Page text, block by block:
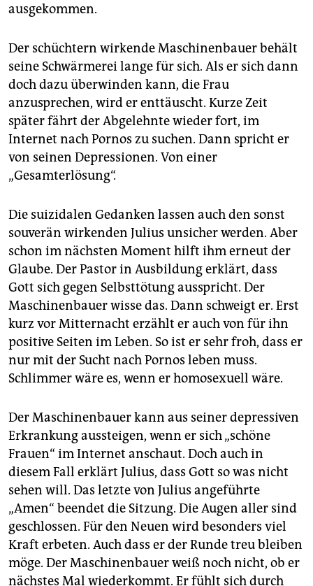
ausgekommen.
Der schüchtern wirkende Maschinenbauer behält
seine Schwärmerei lange für sich. Als er sich dann
doch dazu überwinden kann, die Frau
anzusprechen, wird er enttäuscht. Kurze Zeit
später fährt der Abgelehnte wieder fort, im
Internet nach Pornos zu suchen. Dann spricht er
von seinen Depressionen. Von einer
„Gesamterlösung“.
Die suizidalen Gedanken lassen auch den sonst
souverän wirkenden Julius unsicher werden. Aber
schon im nächsten Moment hilft ihm erneut der
Glaube. Der Pastor in Ausbildung erklärt, dass
Gott sich gegen Selbsttötung ausspricht. Der
Maschinenbauer wisse das. Dann schweigt er. Erst
kurz vor Mitternacht erzählt er auch von für ihn
positive Seiten im Leben. So ist er sehr froh, dass er
nur mit der Sucht nach Pornos leben muss.
Schlimmer wäre es, wenn er homosexuell wäre.
Der Maschinenbauer kann aus seiner depressiven
Erkrankung aussteigen, wenn er sich „schöne
Frauen“ im Internet anschaut. Doch auch in
diesem Fall erklärt Julius, dass Gott so was nicht
sehen will. Das letzte von Julius angeführte
„Amen“ beendet die Sitzung. Die Augen aller sind
geschlossen. Für den Neuen wird besonders viel
Kraft erbeten. Auch dass er der Runde treu bleiben
möge. Der Maschinenbauer weiß noch nicht, ob er
nächstes Mal wiederkommt. Er fühlt sich durch